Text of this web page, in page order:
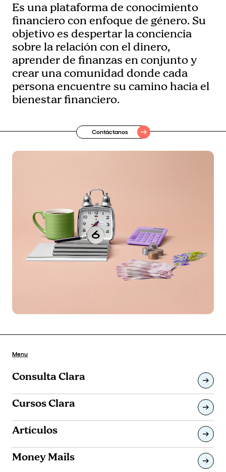
Es una plataforma de conocimiento
financiero con enfoque de género. Su
objetivo es despertar la conciencia
sobre la relación con el dinero,
aprender de finanzas en conjunto y
crear una comunidad donde cada
persona encuentre su camino hacia el
bienestar financiero.
Contáctanos
Menu
Consulta Clara
Cursos Clara
Artículos
Money Mails